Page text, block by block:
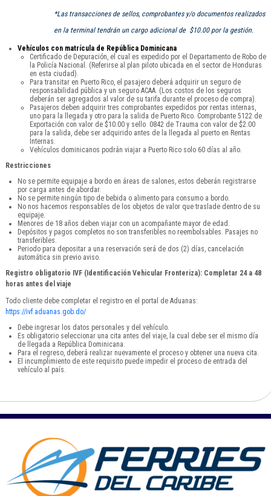
*Las transacciones de sellos, comprobantes y/o documentos realizados
en la terminal tendrán un cargo adicional de $10.00 por la gestión.
Vehículos con matrícula de República Dominicana
Certificado de Depuración, el cual es expedido por el Departamento de Robo de
la Policía Nacional. (Referirse al plan piloto ubicada en el sector de Honduras
en esta ciudad).
Para transitar en Puerto Rico, el pasajero deberá adquirir un seguro de
responsabilidad pública y un seguro ACAA. (Los costos de los seguros
deberán ser agregados al valor de su tarifa durante el proceso de compra).
Pasajeros deben adquirir tres comprobantes expedidos por rentas internas,
uno para la llegada y otro para la salida de Puerto Rico. Comprobante 5122 de
Exportación con valor de $10.00 y sello 0842 de Trauma con valor de $2.00
para la salida, debe ser adquirido antes de la llegada al puerto en Rentas
Internas.
Vehículos dominicanos podrán viajar a Puerto Rico solo 60 días al año.
Restricciones
No se permite equipaje a bordo en áreas de salones, estos deberán registrarse
por carga antes de abordar.
No se permite ningún tipo de bebida o alimento para consumo a bordo.
No nos hacemos responsables de los objetos de valor que traslade dentro de su
equipaje.
Menores de 18 años deben viajar con un acompañante mayor de edad.
Depósitos y pagos completos no son transferibles no reembolsables. Pasajes no
transferibles.
Periodo para depositar a una reservación será de dos (2) días, cancelación
automática sin previo aviso.
Registro obligatorio IVF (Identificación Vehicular Fronteriza): Completar 24 a 48
horas antes del viaje
Todo cliente debe completar el registro en el portal de Aduanas:
https://ivf.aduanas.gob.do/
Debe ingresar los datos personales y del vehículo.
Es obligatorio seleccionar una cita antes del viaje, la cual debe ser el mismo día
de llegada a República Dominicana.
Para el regreso, deberá realizar nuevamente el proceso y obtener una nueva cita.
El incumplimiento de este requisito puede impedir el proceso de entrada del
vehículo al país.